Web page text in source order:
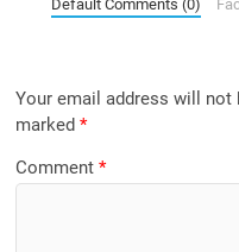
Default Comments (0)
Your email address will not
marked*
Comment*